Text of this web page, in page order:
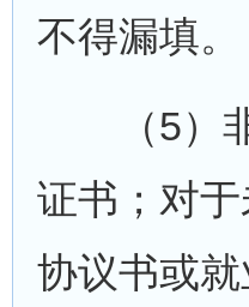
不得漏填。
（5）非
证书；对
协议书或